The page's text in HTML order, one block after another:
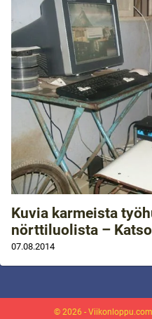
Kuvia karmeista
nörttiluolista –
07.08.2014
© 2026 -